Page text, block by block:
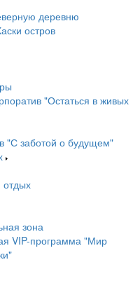
деревню
остров
"Остаться в живых
"С заботой о будущем"
зона
VIP-программа "Мир